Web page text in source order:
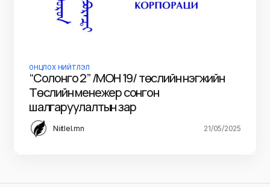
ОНЦЛОХ НИЙТЛЭЛ
“Солонго 2” /МОН 19/ төслийн нэгжийн
Төслийн менежер сонгон
шалгаруулалтын зар
Niitlel.mn 21/05/2025